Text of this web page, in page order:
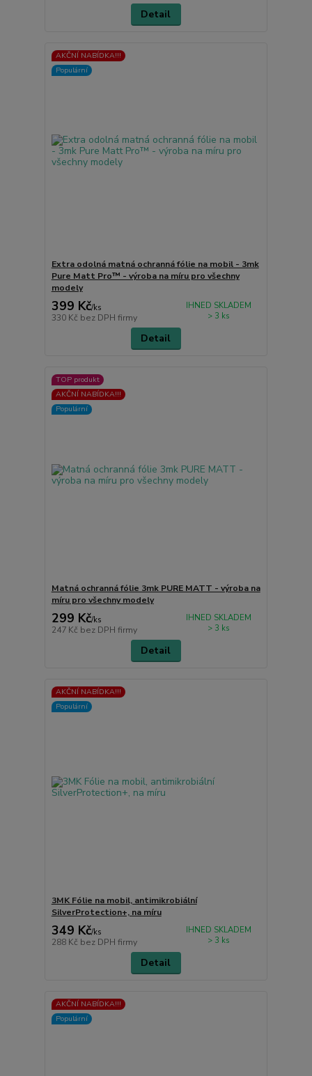
Detail
AKČNÍ NABÍDKA!!!
Populární
Extra odolná matná ochranná fólie na mobil - 3mk
Pure Matt Pro™ - výroba na míru pro všechny
modely
399 Kč/ks
330 Kč bez DPH firmy
IHNED SKLADEM
> 3 ks
Detail
TOP produkt
AKČNÍ NABÍDKA!!!
Populární
Matná ochranná fólie 3mk PURE MATT - výroba na
míru pro všechny modely
299 Kč/ks
247 Kč bez DPH firmy
IHNED SKLADEM
> 3 ks
Detail
AKČNÍ NABÍDKA!!!
Populární
3MK Fólie na mobil, antimikrobiální
SilverProtection+, na míru
349 Kč/ks
288 Kč bez DPH firmy
IHNED SKLADEM
> 3 ks
Detail
AKČNÍ NABÍDKA!!!
Populární